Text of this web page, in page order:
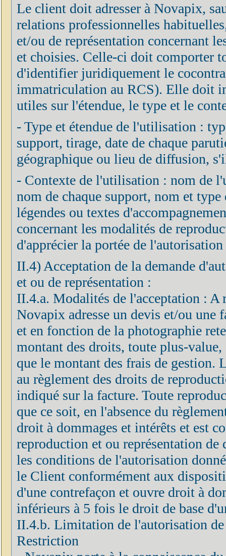
Le client doit adresser à Novapix,
relations professionnelles
et/ou de représentation concernant
et choisies. Celle-ci doit comporter
d'identifier juridiquement le
immatriculation au RCS). Elle doit
utiles sur l'étendue, le type et le
- Type et étendue de l'utilisation :
support, tirage, date de chaque
géographique ou lieu de diffusion,
- Contexte de l'utilisation : nom de
nom de chaque support, nom et
légendes ou textes
concernant les modalités de
d'apprécier la portée de
II.4) Acceptation de la demande
et ou de représentation :
II.4.a. Modalités de l'acceptation : A
Novapix adresse un devis et/ou une
et en fonction de la photographie
montant des droits, toute plus-
que le montant des frais de gestion.
au règlement des droits de
indiqué sur la facture. Toute
que ce soit, en l'absence du
droit à dommages et intérêts et est
reproduction et ou représentation de
les conditions de l'autorisation
le Client conformément aux
d'une contrefaçon et ouvre droit à
inférieurs à 5 fois le droit de base
II.4.b. Limitation de l'autorisation
Restriction